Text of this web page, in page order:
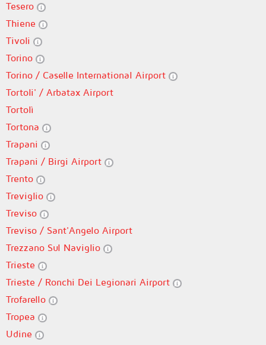
Tesero
Thiene
Tivoli
Torino
Torino / Caselle International Airport
Tortoli' / Arbatax Airport
Tortolì
Tortona
Trapani
Trapani / Birgi Airport
Trento
Treviglio
Treviso
Treviso / Sant'Angelo Airport
Trezzano Sul Naviglio
Trieste
Trieste / Ronchi Dei Legionari Airport
Trofarello
Tropea
Udine